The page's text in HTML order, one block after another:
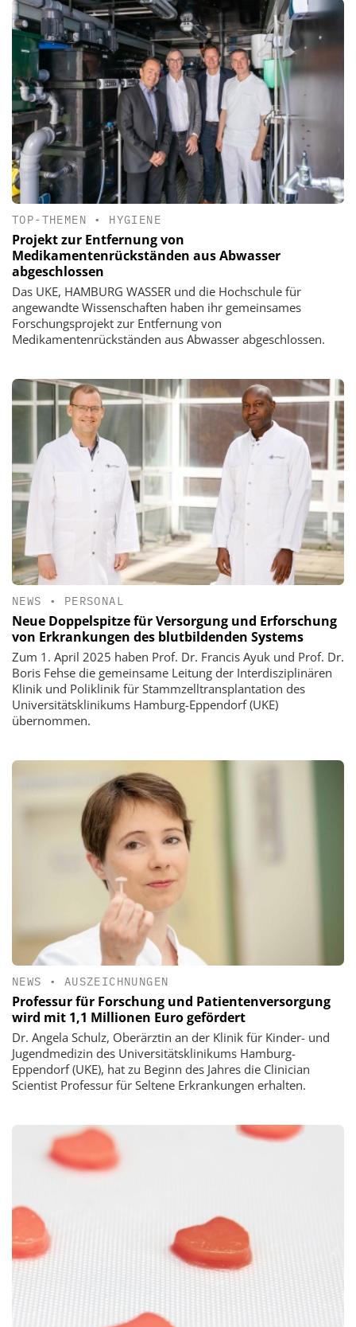
TOP-THEMEN • HYGIENE
Projekt zur Entfernung von
Medikamentenrückständen aus Abwasser
abgeschlossen
Das UKE, HAMBURG WASSER und die Hochschule für
angewandte Wissenschaften haben ihr gemeinsames
Forschungsprojekt zur Entfernung von
Medikamentenrückständen aus Abwasser abgeschlossen.
NEWS • PERSONAL
Neue Doppelspitze für Versorgung und Erforschung
von Erkrankungen des blutbildenden Systems
Zum 1. April 2025 haben Prof. Dr. Francis Ayuk und Prof. Dr.
Boris Fehse die gemeinsame Leitung der Interdisziplinären
Klinik und Poliklinik für Stammzelltransplantation des
Universitätsklinikums Hamburg-Eppendorf (UKE)
übernommen.
NEWS • AUSZEICHNUNGEN
Professur für Forschung und Patientenversorgung
wird mit 1,1 Millionen Euro gefördert
Dr. Angela Schulz, Oberärztin an der Klinik für Kinder- und
Jugendmedizin des Universitätsklinikums Hamburg-
Eppendorf (UKE), hat zu Beginn des Jahres die Clinician
Scientist Professur für Seltene Erkrankungen erhalten.